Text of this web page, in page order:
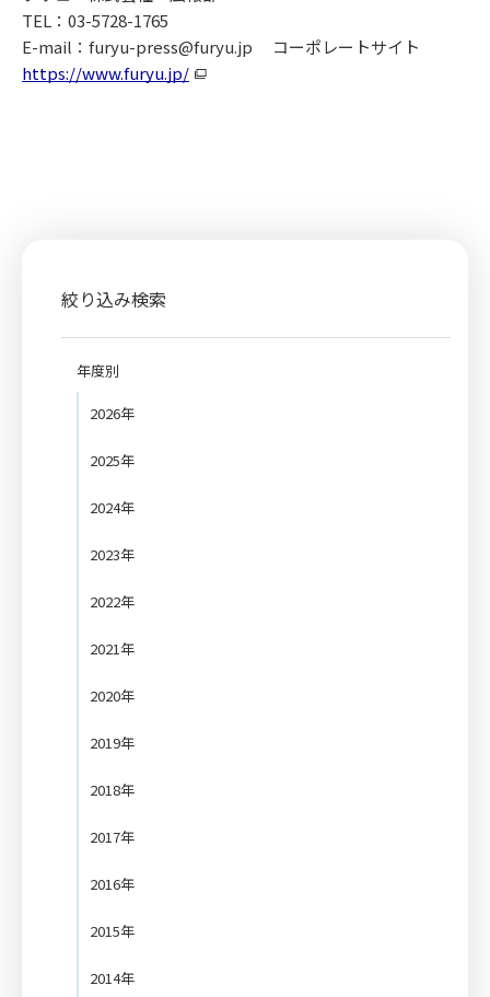
TEL：03-5728-1765
E-mail：furyu-press@furyu.jp
コーポレートサイト
https://www.furyu.jp/
絞り込み検索
年度別
2026年
2025年
2024年
2023年
2022年
2021年
2020年
2019年
2018年
2017年
2016年
2015年
2014年